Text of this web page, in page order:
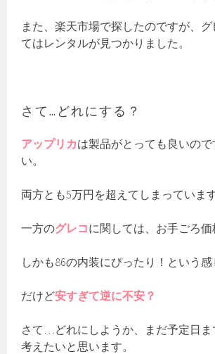
また、楽天市場で探したのですが、グ
てはレンタルが見つかりました。
さて…どれにする？
アップリカは製品がとっても良いの
い。
両方とも5万円を超えてしまっています
一方のグレコに関しては、お手ごろ価
しかも86の内装にぴったり！という感
だけど安すぎて逆に不安？
さて…どれにしようか、まだ予定日
考えたいと思います。